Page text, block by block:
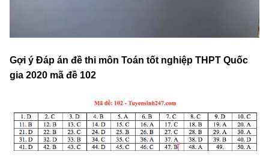
Gợi ý Đáp án đề thi môn Toán tốt nghiệp THPT Quốc
gia 2020 mã đề 102